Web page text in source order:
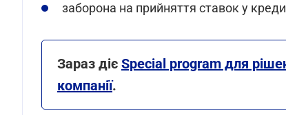
заборона на прийняття ставок у
Зараз діє Special program для
компанії.